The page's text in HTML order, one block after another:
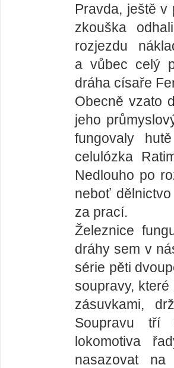
Pravda, ještě v
zkouška
rozjezdu
a vůbec celý
dráha císaře
Obecně vzato
jeho
fungovaly
celulózka
Nedlouho po
neboť
za prací.
Železnice
dráhy sem v
série pěti
soupravy,
zásuvkami,
Soupravu tří
lokomotiva
nasazovat